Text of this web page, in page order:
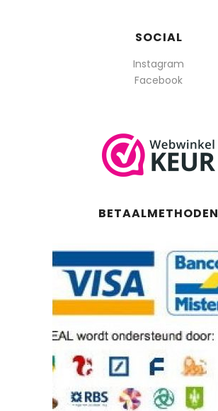
SOCIAL
Instagram
Facebook
BETAALMETHODEN